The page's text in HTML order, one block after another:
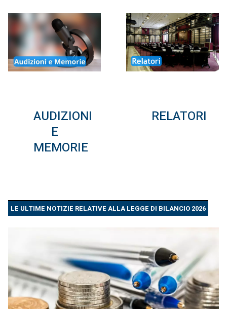
AUDIZIONI
E
MEMORIE
RELATORI
LE ULTIME NOTIZIE RELATIVE ALLA LEGGE DI BILANCIO 2026